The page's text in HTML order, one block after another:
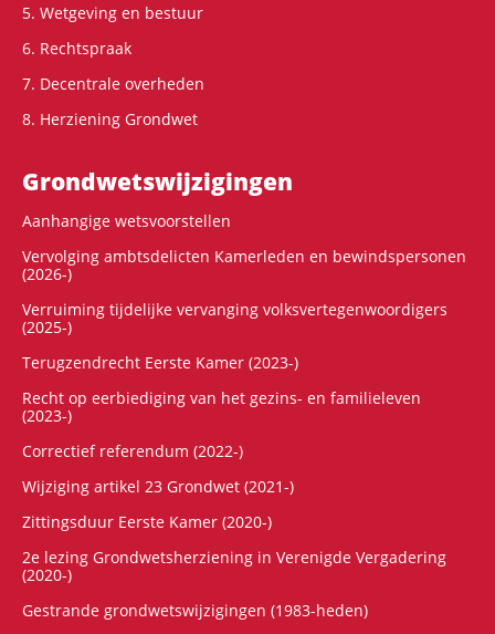
5. Wetgeving en bestuur
6. Rechtspraak
7. Decentrale overheden
8. Herziening Grondwet
Grondwets­wijzigingen
Aanhangige wetsvoorstellen
Vervolging ambtsdelicten Kamerleden en bewindspersonen
(2026-)
Verruiming tijdelijke vervanging volksvertegenwoordigers
(2025-)
Terugzendrecht Eerste Kamer (2023-)
Recht op eerbiediging van het gezins- en familieleven
(2023-)
Correctief referendum (2022-)
Wijziging artikel 23 Grondwet (2021-)
Zittingsduur Eerste Kamer (2020-)
2e lezing Grondwetsherziening in Verenigde Vergadering
(2020-)
Gestrande grondwetswijzigingen (1983-heden)